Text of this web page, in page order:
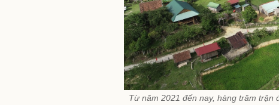
Từ năm 2021 đến nay, hàng trăm trận